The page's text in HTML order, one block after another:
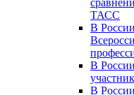
ТАСС
В
В
В